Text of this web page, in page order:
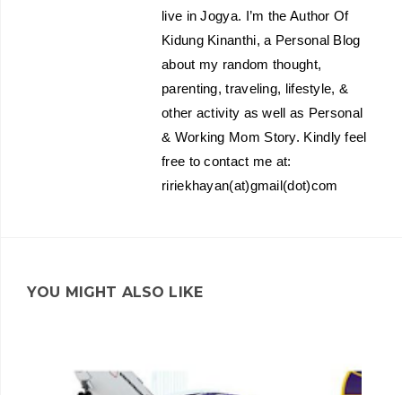
live in Jogya. I’m the Author Of
Kidung Kinanthi, a Personal Blog
about my random thought,
parenting, traveling, lifestyle, &
other activity as well as Personal
& Working Mom Story. Kindly feel
free to contact me at:
ririekhayan(at)gmail(dot)com
YOU MIGHT ALSO LIKE